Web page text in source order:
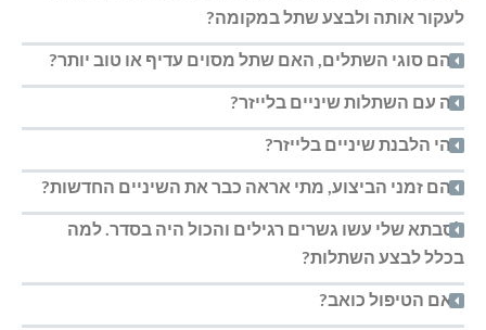
לעקור אותה ולבצע שתל במקומה?
מהם סוגי השתלים, האם שתל מסוים עדיף או טוב יותר?
מה עם השתלות שיניים בלייזר?
מהי הלבנת שיניים בלייזר?
מהם זמני הביצוע, מתי אראה כבר את השיניים החדשות?
לסבתא שלי עשו גשרים רגילים והכול היה בסדר. למה
בכלל לבצע השתלות?
האם הטיפול כואב?